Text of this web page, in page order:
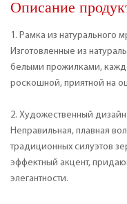
Описание
1. Рамка из натурального
Изготовленные из
белыми прожилками,
роскошной, приятной на
2. Художественный
Неправильная, плавная
традиционных силуэтов
эффектный акцент,
элегантности.